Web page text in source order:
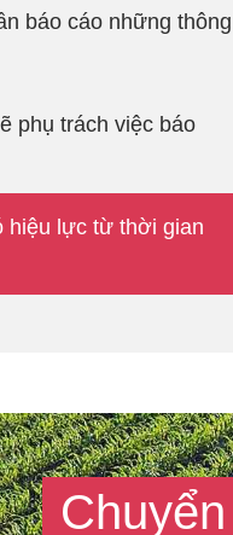
báo cáo những thông
phụ trách việc báo
hiệu lực từ thời gian